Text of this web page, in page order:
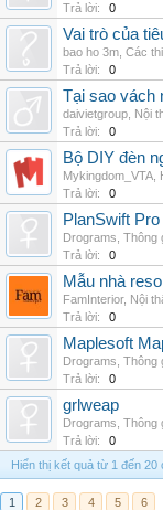
Trả lời:
0
Vai trò của
bao ho 3m Các
Trả lời:
0
Tại sao vách
daivietgroup Nội
Trả lời:
0
Bộ DIY đèn
Mykingdom_VTA
Trả lời:
0
PlanSwift
Drograms Thông
Trả lời:
0
Mẫu nhà
FamInterior, Nội
Trả lời:
0
Maplesoft
Drograms Thông
Trả lời:
0
grlweap
Drograms Thông
Trả lời:
0
Hiển thị kết quả từ 1 đến 20
1 2 3 4 5 6